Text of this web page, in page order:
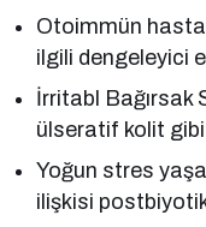
Otoimmün
ilgili dengeleyici
İrritabl Bağırsak
ülseratif kolit gibi
Yoğun stres
ilişkisi